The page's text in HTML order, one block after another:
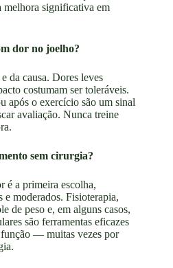
melhora significativa em
dor no joelho?
da causa. Dores leves
costumam ser toleráveis.
após o exercício são um sinal
avaliação. Nunca treine
sem cirurgia?
é a primeira escolha,
e moderados. Fisioterapia,
de peso e, em alguns casos,
são ferramentas eficazes
— muitas vezes por